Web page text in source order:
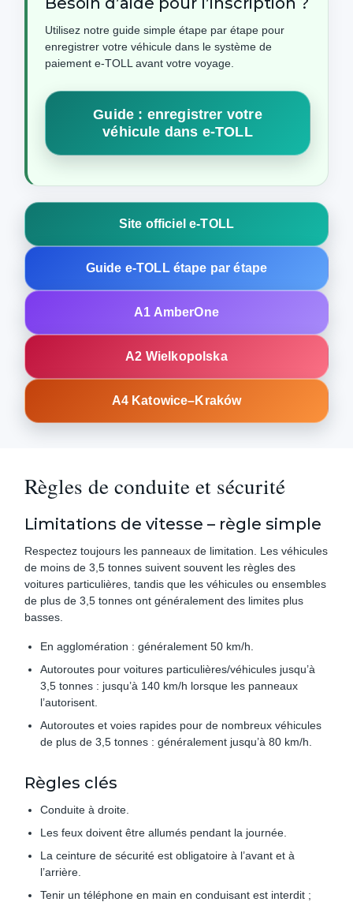
Utilisez notre guide simple étape par étape pour
enregistrer votre véhicule dans le système de
paiement e‑TOLL avant votre voyage.
Guide : enregistrer votre
véhicule dans e‑TOLL
Site officiel e‑TOLL
Guide e‑TOLL étape par étape
A1 AmberOne
A2 Wielkopolska
A4 Katowice–Kraków
Règles de conduite et sécurité
Limitations de vitesse – règle simple
Respectez toujours les panneaux de limitation. Les véhicules
de moins de 3,5 tonnes suivent souvent les règles des
voitures particulières, tandis que les véhicules ou ensembles
de plus de 3,5 tonnes ont généralement des limites plus
basses.
En agglomération : généralement 50 km/h.
Autoroutes pour voitures particulières/véhicules jusqu’à
3,5 tonnes : jusqu’à 140 km/h lorsque les panneaux
l’autorisent.
Autoroutes et voies rapides pour de nombreux véhicules
de plus de 3,5 tonnes : généralement jusqu’à 80 km/h.
Règles clés
Conduite à droite.
Les feux doivent être allumés pendant la journée.
La ceinture de sécurité est obligatoire à l’avant et à
l’arrière.
Tenir un téléphone en main en conduisant est interdit ;